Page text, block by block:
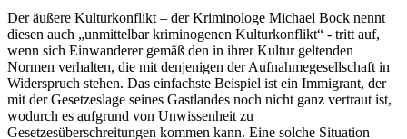
Der äußere Kulturkonflikt – der Kriminologe Michael Bock nennt
diesen auch „unmittelbar kriminogenen Kulturkonflikt“ - tritt auf,
wenn sich Einwanderer gemäß den in ihrer Kultur geltenden
Normen verhalten, die mit denjenigen der Aufnahmegesellschaft in
Widerspruch stehen. Das einfachste Beispiel ist ein Immigrant, der
mit der Gesetzeslage seines Gastlandes noch nicht ganz vertraut ist,
wodurch es aufgrund von Unwissenheit zu
Gesetzesüberschreitungen kommen kann. Eine solche Situation